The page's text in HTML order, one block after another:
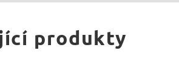
produkty